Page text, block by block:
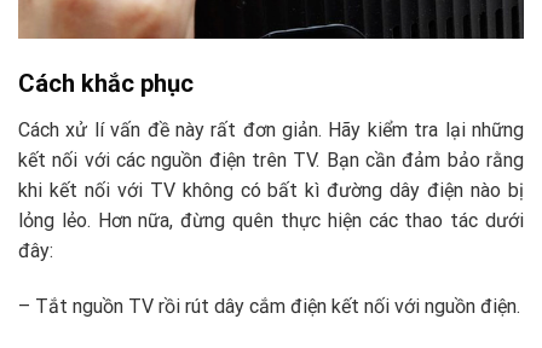
Cách khắc phục
Cách xử lí vấn đề này rất đơn giản. Hãy kiểm tra lại những
kết nối với các nguồn điện trên TV. Bạn cần đảm bảo rằng
khi kết nối với TV không có bất kì đường dây điện nào bị
lỏng lẻo. Hơn nữa, đừng quên thực hiện các thao tác dưới
đây:
– Tắt nguồn TV rồi rút dây cắm điện kết nối với nguồn điện.